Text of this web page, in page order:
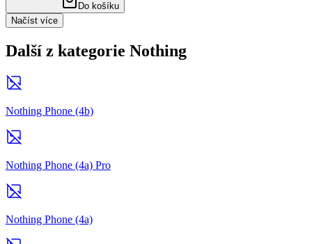
Do košíku
Načíst více
Další z kategorie Nothing
Nothing Phone (4b)
Nothing Phone (4a) Pro
Nothing Phone (4a)